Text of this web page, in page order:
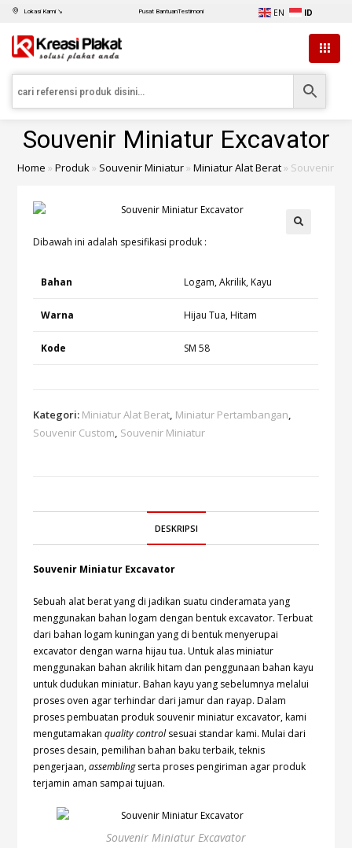
Lokasi Kami ↘ Pusat BantuanTestimoni EN ID
Souvenir Miniatur Excavator
Home »Produk» Souvenir Miniatur»Miniatur Alat Berat» Souvenir
Dibawah ini adalah spesifikasi produk :
Bahan Logam, Akrilik, Kayu
Warna Hijau Tua, Hitam
Kode SM 58
Kategori: Miniatur Alat Berat, Miniatur Pertambangan,
Souvenir Custom, Souvenir Miniatur
DESKRIPSI
Souvenir Miniatur Excavator
Sebuah alat berat yang di jadikan suatu cinderamata yang
menggunakan bahan logam dengan bentuk excavator. Terbuat
dari bahan logam kuningan yang di bentuk menyerupai
excavator dengan warna hijau tua. Untuk alas miniatur
menggunakan bahan akrilik hitam dan penggunaan bahan kayu
untuk dudukan miniatur. Bahan kayu yang sebelumnya melalui
proses oven agar terhindar dari jamur dan rayap. Dalam
proses pembuatan produk souvenir miniatur excavator, kami
mengutamakanquality controlsesuai standar kami. Mulai dari
proses desain, pemilihan bahan baku terbaik, teknis
pengerjaan,assemblingserta proses pengiriman agar produk
terjamin aman sampai tujuan.
Souvenir Miniatur Excavator